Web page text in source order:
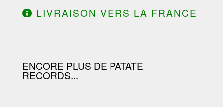
LIVRAISON VERS LA FRANCE
ENCORE PLUS DE PATATE
RECORDS...